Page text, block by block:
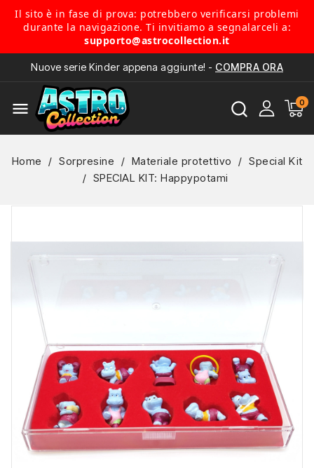
Il sito è in fase di prova: potrebbero verificarsi problemi
durante la navigazione. Ti invitiamo a segnalarceli a:
supporto@astrocollection.it
Nuove serie Kinder appena aggiunte! - COMPRA ORA
menu
Home Sorpresine Materiale protettivo
Special Kit
SPECIAL KIT: Happypotami